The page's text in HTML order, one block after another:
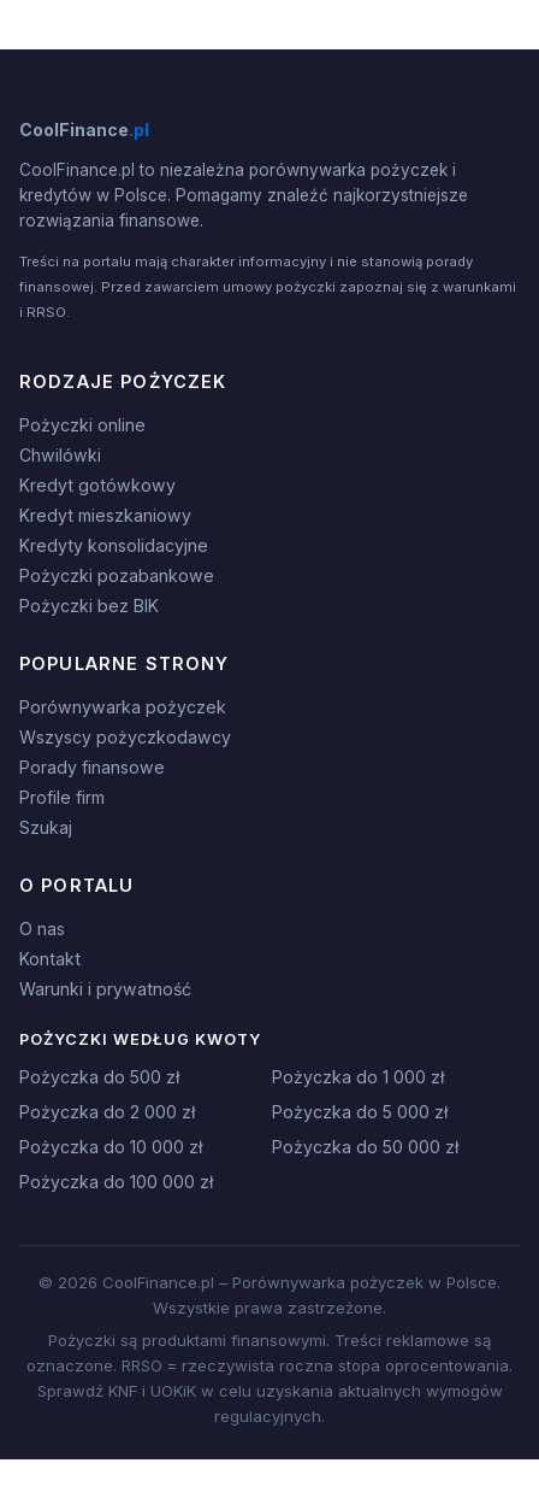
CoolFinance.pl
CoolFinance.pl to niezależna porównywarka pożyczek i
kredytów w Polsce. Pomagamy znaleźć najkorzystniejsze
rozwiązania finansowe.
Treści na portalu mają charakter informacyjny i nie stanowią porady
finansowej. Przed zawarciem umowy pożyczki zapoznaj się z warunkami
i RRSO.
RODZAJE POŻYCZEK
Pożyczki online
Chwilówki
Kredyt gotówkowy
Kredyt mieszkaniowy
Kredyty konsolidacyjne
Pożyczki pozabankowe
Pożyczki bez BIK
POPULARNE STRONY
Porównywarka pożyczek
Wszyscy pożyczkodawcy
Porady finansowe
Profile firm
Szukaj
O PORTALU
O nas
Kontakt
Warunki i prywatność
POŻYCZKI WEDŁUG KWOTY
Pożyczka do 500 zł
Pożyczka do 1 000 zł
Pożyczka do 2 000 zł
Pożyczka do 5 000 zł
Pożyczka do 10 000 zł
Pożyczka do 50 000 zł
Pożyczka do 100 000 zł
© 2026 CoolFinance.pl – Porównywarka pożyczek w Polsce.
Wszystkie prawa zastrzeżone.
Pożyczki są produktami finansowymi. Treści reklamowe są
oznaczone. RRSO = rzeczywista roczna stopa oprocentowania.
Sprawdź KNF i UOKiK w celu uzyskania aktualnych wymogów
regulacyjnych.